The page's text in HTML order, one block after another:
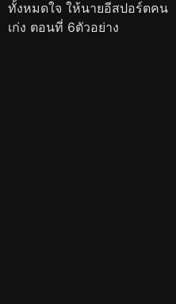
ทั้งหมดใจ ให้นายอีสปอร์ตคน
เก่ง ตอนที่ 6ตัวอย่าง